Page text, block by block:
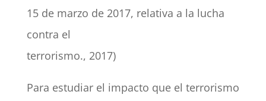
15 de marzo de 2017, relativa a la lucha
contra el
terrorismo., 2017)
Para estudiar el impacto que el terrorismo